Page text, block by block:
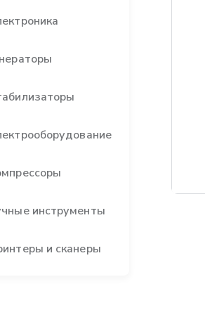
инструменты
и сканеры